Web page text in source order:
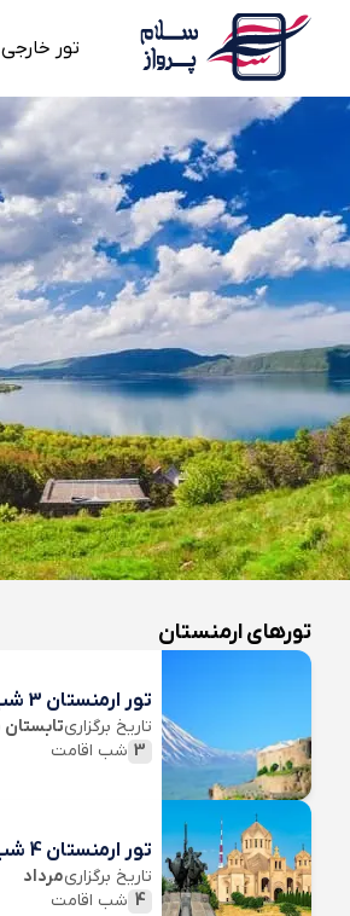
تور خارجی
تورهای ارمنستان
تور ارمنستان 3 شب
تاریخ برگزاریتابستان 1405
3 شب اقامت
تور ارمنستان 4 شب کاسپین
تاریخ برگزاریمرداد
4 شب اقامت